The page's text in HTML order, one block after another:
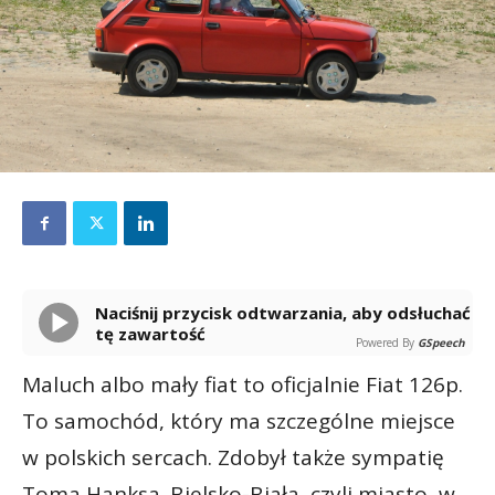
Naciśnij przycisk odtwarzania, aby odsłuchać
tę zawartość
Powered By GSpeech
Maluch albo mały fiat to oficjalnie Fiat 126p.
To samochód, który ma szczególne miejsce
w polskich sercach. Zdobył także sympatię